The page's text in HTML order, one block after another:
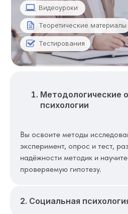
Видеоуроки
Теоретические материалы
Тестирования
Методологические
психологии
Вы освоите методы
эксперимент, опрос и тест,
надёжности методик и
проверяемую гипотезу.
2. Социальная